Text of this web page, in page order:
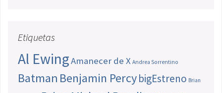
Etiquetas
Al EwingAmanecer de X Andrea Sorrentino
Batman Benjamin PercybigEstreno Brian